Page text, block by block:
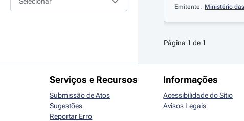
Emitente: Ministério
Página 1 de 1
Serviços e Recursos
Submissão de Atos
Sugestões
Reportar Erro
Informações
Acessibilidade do Sítio
Avisos Legais